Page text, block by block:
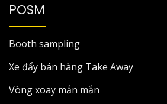
POSM
Booth sampling
Xe đẩy bán hàng Take Away
Vòng xoay mắn mắn